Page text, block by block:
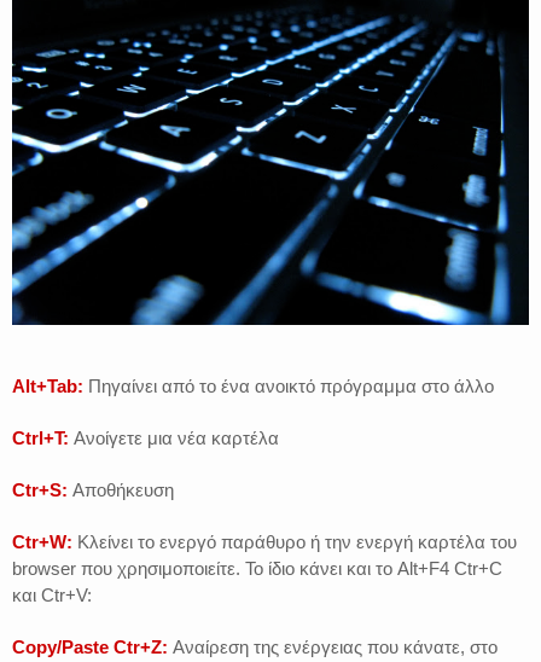
Alt+Tab: Πηγαίνει από το ένα ανοικτό πρόγραμμα στο άλλο
Ctrl+T: Ανοίγετε μια νέα καρτέλα
Ctr+S: Αποθήκευση
Ctr+W: Κλείνει το ενεργό παράθυρο ή την ενεργή καρτέλα του
browser που χρησιμοποιείτε. Το ίδιο κάνει και το Alt+F4 Ctr+C
και Ctr+V:
Copy/Paste Ctr+Z: Αναίρεση της ενέργειας που κάνατε, στο